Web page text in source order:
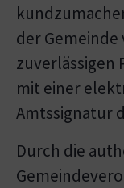
der Gemeinde
zuverlässigen
mit einer
Amtssignatur
Durch die